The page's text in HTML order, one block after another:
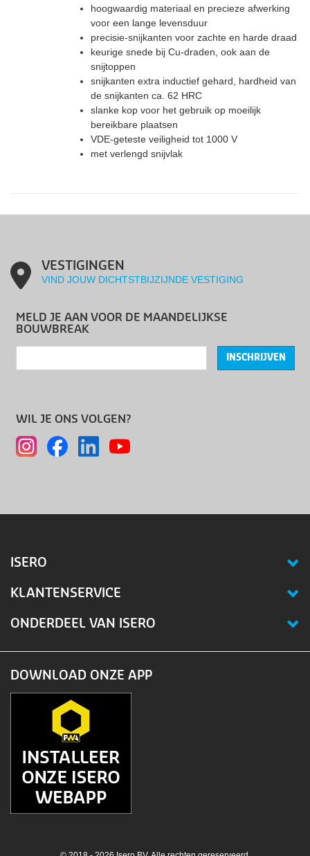
hoogwaardig materiaal en precieze afwerking
voor een lange levensduur
precisie-snijkanten voor zachte en harde draad
keurige snede bij Cu-draden, ook aan de
snijtoppen
snijkanten extra inductief gehard, hardheid van
de snijkanten ca. 62 HRC
slanke kop voor het gebruik op moeilijk
bereikbare plaatsen
VDE-geteste veiligheid tot 1000 V
met verlengd snijvlak
VESTIGINGEN
VIND JOUW DICHTSTBIJZIJNDE VESTIGING
MELD JE AAN VOOR DE MAANDELIJKSE
BOUWBREAK
INSCHRIJVEN
WIL JE ONS VOLGEN?
ISERO
KLANTENSERVICE
ONDERDEEL VAN ISERO
DOWNLOAD ONZE APP